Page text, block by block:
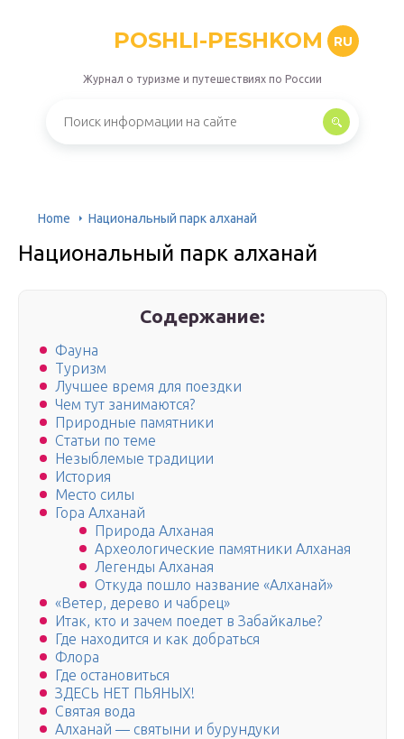
POSHLI-PESHKOM RU
Журнал о туризме и путешествиях по России
Home Национальный парк алханай
Национальный парк алханай
Содержание:
Фауна
Туризм
Лучшее время для поездки
Чем тут занимаются?
Природные памятники
Статьи по теме
Незыблемые традиции
История
Место силы
Гора Алханай
Природа Алханая
Археологические памятники Алханая
Легенды Алханая
Откуда пошло название «Алханай»
«Ветер, дерево и чабрец»
Итак, кто и зачем поедет в Забайкалье?
Где находится и как добраться
Флора
Где остановиться
ЗДЕСЬ НЕТ ПЬЯНЫХ!
Святая вода
Алханай — святыни и бурундуки